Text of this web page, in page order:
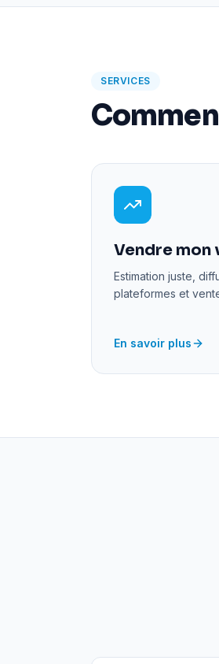
SERVICES
Vendre mon
Estimation juste,
plateformes et
En savoir plus